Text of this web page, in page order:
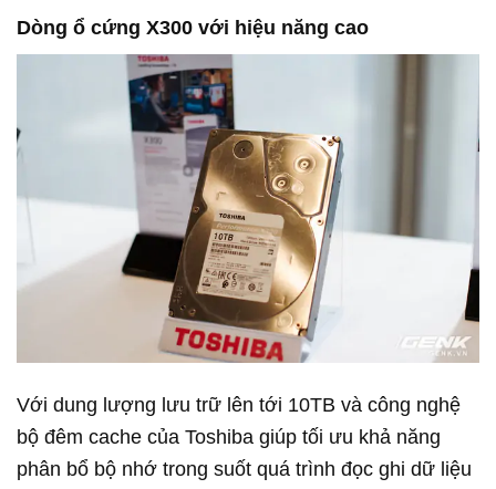
Dòng ổ cứng X300 với hiệu năng cao
Với dung lượng lưu trữ lên tới 10TB và công nghệ
bộ đêm cache của Toshiba giúp tối ưu khả năng
phân bổ bộ nhớ trong suốt quá trình đọc ghi dữ liệu